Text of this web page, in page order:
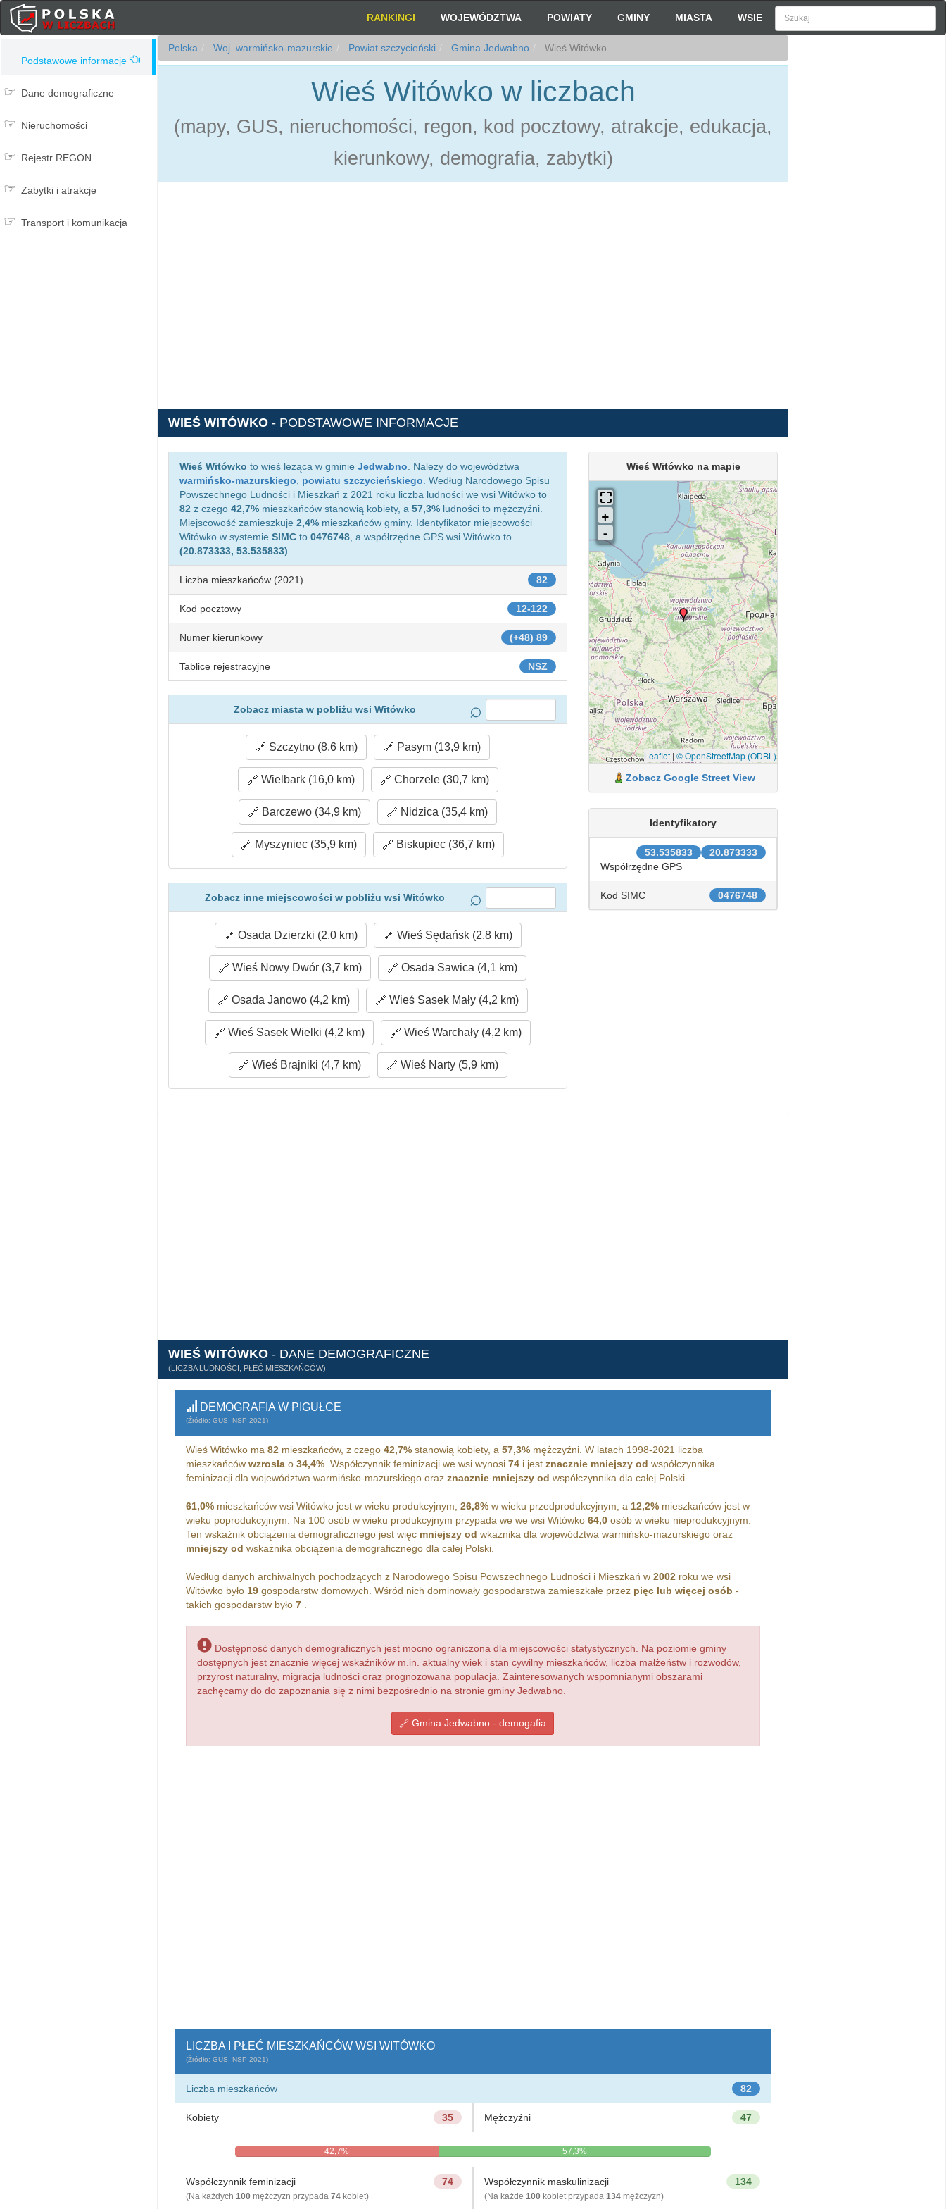
RANKINGI WOJEWÓDZTWA POWIATY GMINY MIASTA WSIE
Podstawowe informacje
Dane demograficzne
Nieruchomości
Rejestr REGON
Zabytki i atrakcje
Transport i komunikacja
Polska Woj. warmińsko-mazurskie Powiat szczycieński Gmina Jedwabno Wieś Witówko
Wieś Witówko w liczbach
(mapy, GUS, nieruchomości, regon, kod pocztowy, atrakcje, edukacja,
kierunkowy, demografia, zabytki)
WIEŚ WITÓWKO - PODSTAWOWE INFORMACJE
Wieś Witówko to wieś leżąca w gminie Jedwabno . Należy do województwa
warmińsko-mazurskiego
powiatu szczycieńskiego . Według Narodowego Spisu
Powszechnego Ludności i Mieszkań z 2021 roku liczba ludności we wsi Witówko to
82 z czego 42,7% mieszkańców stanowią kobiety, a 57,3% ludności to mężczyźni.
Miejscowość zamieszkuje 2,4% mieszkańców gminy. Identyfikator miejscowości
Witówko w systemie SIMC to 0476748 , a współrzędne GPS wsi Witówko to
(20.873333, 53.535833)
82
Liczba mieszkańców (2021)
12-122
Kod pocztowy
(+48) 89
Numer kierunkowy
NSZ
Tablice rejestracyjne
Zobacz miasta w pobliżu wsi Witówko
Szczytno (8,6 km) Pasym (13,9 km)
Wielbark (16,0 km) Chorzele (30,7 km)
Barczewo (34,9 km) Nidzica (35,4 km)
Myszyniec (35,9 km) Biskupiec (36,7 km)
Zobacz inne miejscowości w pobliżu wsi Witówko
Osada Dzierzki (2,0 km) Wieś Sędańsk (2,8 km)
Wieś Nowy Dwór (3,7 km) Osada Sawica (4,1 km)
Osada Janowo (4,2 km) Wieś Sasek Mały (4,2 km)
Wieś Sasek Wielki (4,2 km) Wieś Warchały (4,2 km)
Wieś Brajniki (4,7 km) Wieś Narty (5,9 km)
Wieś Witówko na mapie
Leaflet| © OpenStreetMap (ODBL)
Zobacz Google Street View
Identyfikatory
20.873333
53.535833
Współrzędne GPS
0476748
Kod SIMC
WIEŚ WITÓWKO - DANE DEMOGRAFICZNE
(LICZBA LUDNOŚCI, PŁEĆ MIESZKAŃCÓW)
DEMOGRAFIA W PIGUŁCE
(Źródło: GUS, NSP 2021)
Wieś Witówko ma 82mieszkańców, z czego 42,7%stanowią kobiety, a 57,3%mężczyźni. W latach 1998-2021 liczba
mieszkańców wzrosłao 34,4%. Współczynnik feminizacji we wsi wynosi 74i jest znacznie mniejszy od współczynnika
feminizacji dla województwa warmińsko-mazurskiego oraz znacznie mniejszy od współczynnika dla całej Polski.
61,0%mieszkańców wsi Witówko jest w wieku produkcyjnym, 26,8%w wieku przedprodukcyjnym, a 12,2%mieszkańców jest w
wieku poprodukcyjnym. Na 100 osób w wieku produkcyjnym przypada we we wsi Witówko 64,0osób w wieku nieprodukcyjnym.
Ten wskaźnik obciążenia demograficznego jest więc mniejszy od wkażnika dla województwa warmińsko-mazurskiego oraz
mniejszy od wskażnika obciążenia demograficznego dla całej Polski.
Według danych archiwalnych pochodzących z Narodowego Spisu Powszechnego Ludności i Mieszkań w 2002roku we wsi
Witówko było 19gospodarstw domowych. Wśród nich dominowały gospodarstwa zamieszkałe przez pięc lub więcej osób -
takich gospodarstw było 7.
Dostępność danych demograficznych jest mocno ograniczona dla miejscowości statystycznych. Na poziomie gminy
dostępnych jest znacznie więcej wskaźników m.in. aktualny wiek i stan cywilny mieszkańców, liczba małżeństw i rozwodów,
przyrost naturalny, migracja ludności oraz prognozowana populacja. Zainteresowanych wspomnianymi obszarami
zachęcamy do do zapoznania się z nimi bezpośrednio na stronie gminy Jedwabno.
Gmina Jedwabno - demogafia
LICZBA I PŁEĆ MIESZKAŃCÓW WSI WITÓWKO
(Źródło: GUS, NSP 2021)
82
Liczba mieszkańców
35
Kobiety 47
Mężczyźni
42,7% 57,3%
74
Współczynnik feminizacji
(Na każdych 100mężczyzn przypada 74kobiet)
134
Współczynnik maskulinizacji
(Na każde 100kobiet przypada 134mężczyzn)